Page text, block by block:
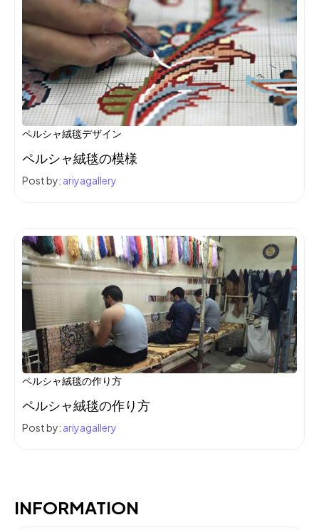
ペルシャ絨毯デザイン
ペルシャ絨毯の模様
Post by: ariyagallery
ペルシャ絨毯の作り方
ペルシャ絨毯の作り方
Post by: ariyagallery
INFORMATION